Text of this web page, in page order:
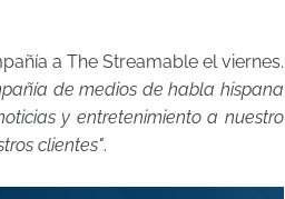
a The Streamable el viernes.
de medios de habla hispana
y entretenimiento a nuestro
clientes".